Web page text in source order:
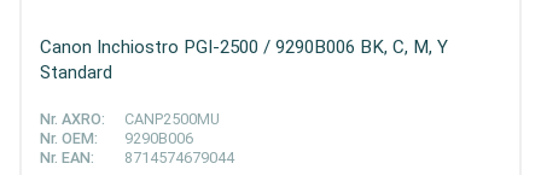
Canon Inchiostro PGI-2500 / 9290B006 BK, C, M, Y
Standard
Nr. AXRO:
CANP2500MU
Nr. OEM:
9290B006
Nr. EAN:
8714574679044